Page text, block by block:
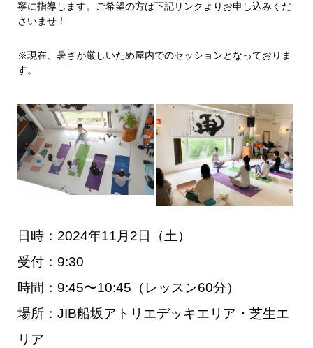
寧に指導します。ご希望の方は下記リンクよりお申し込みくだ
さいませ！
※現在、暑さが厳しいため屋内でのセッションとなっておりま
す。
日時：2024年11月2 日（土）
受付：9:30
時間：9:45〜10:45（レッスン60分）
場所：JIB船坂アトリエデッキエリア・芝生エ
リア